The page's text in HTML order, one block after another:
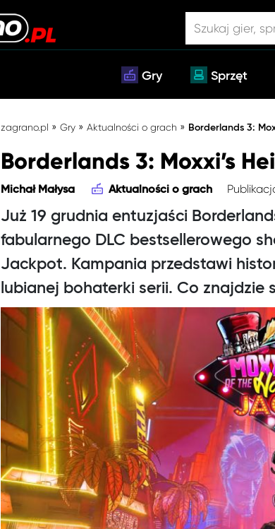
Gry Sprzęt
zagrano.pl » Gry » Aktualności o grach » Borderlands 3:
Borderlands 3: Moxxi’s
Michał Małysa Aktualności o grach
Już 19 grudnia entuzjaści
fabularnego DLC bestsellerowego
Jackpot. Kampania przedstawi
lubianej bohaterki serii. Co znajdzie